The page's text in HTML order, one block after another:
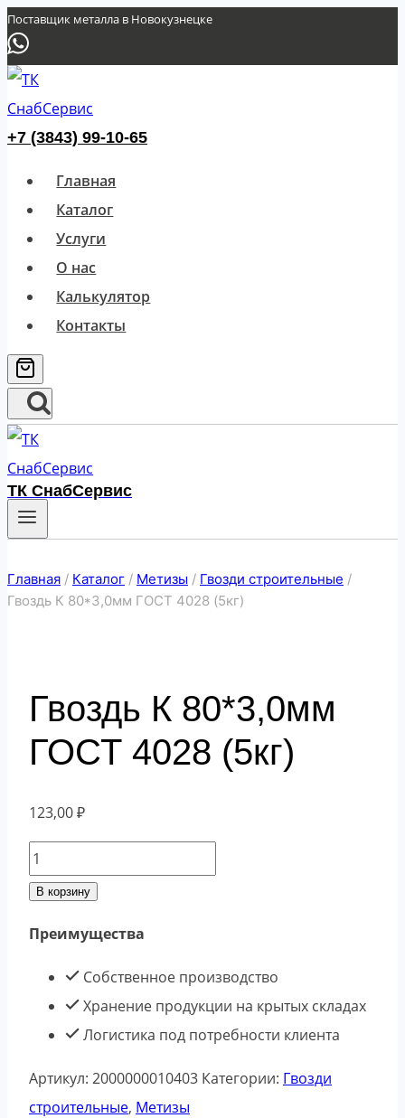
Перейти
к
содержимому
Поставщик металла в Новокузнецке
+7 (3843) 99-10-65
Главная
Каталог
Услуги
О нас
Калькулятор
Контакты
ТК СнабСервис
Главная / Каталог / Метизы / Гвозди строительные /
Гвоздь К 80*3,0мм ГОСТ 4028 (5кг)
Гвоздь К 80*3,0мм
ГОСТ 4028 (5кг)
123,00₽
Количество
товара
К
80*3,0мм
ГОСТ
4028
В корзину
Преимущества
Собственное производство
Хранение продукции на крытых складах
Логистика под потребности клиента
Артикул: 2000000010403 Категории: Гвозди
строительные, Метизы